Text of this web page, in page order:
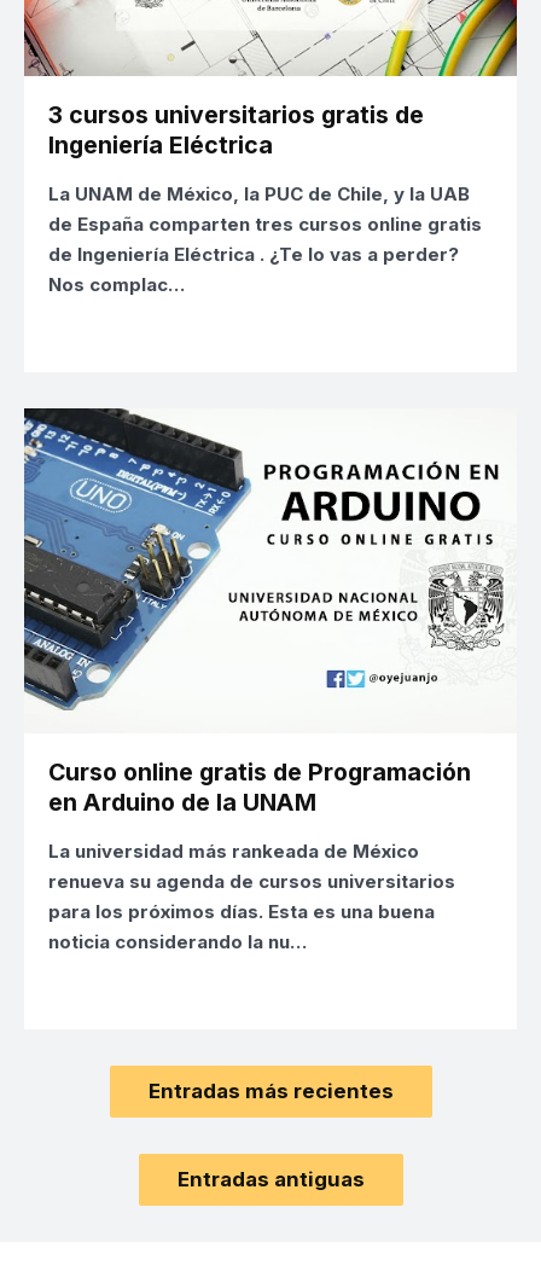
3 cursos universitarios gratis de
Ingeniería Eléctrica
La UNAM de México, la PUC de Chile, y la UAB
de España comparten tres cursos online gratis
de Ingeniería Eléctrica . ¿Te lo vas a perder?
Nos complac…
Curso online gratis de Programación
en Arduino de la UNAM
La universidad más rankeada de México
renueva su agenda de cursos universitarios
para los próximos días. Esta es una buena
noticia considerando la nu…
Entradas más recientes
Entradas antiguas